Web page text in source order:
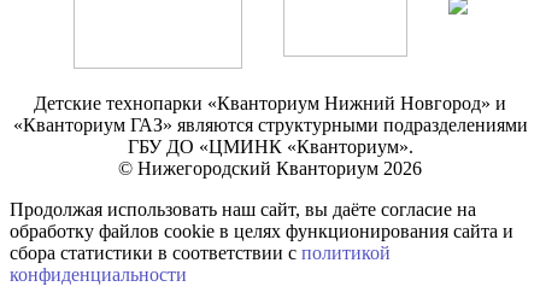
Детские технопарки «Кванториум Нижний Новгород» и
«Кванториум ГАЗ» являются структурными подразделениями
ГБУ ДО «ЦМИНК «Кванториум».
© Нижегородский Кванториум 2026
Продолжая использовать наш сайт, вы даёте согласие на
обработку файлов cookie в целях функционирования сайта и
сбора статистики в соответствии с политикой
конфиденциальности